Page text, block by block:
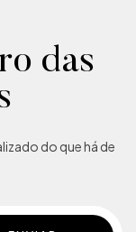
das
do que há de